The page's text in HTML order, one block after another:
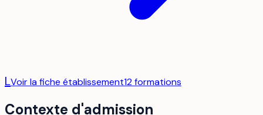
LVoir la fiche établissement12formations
Contexte d'admission